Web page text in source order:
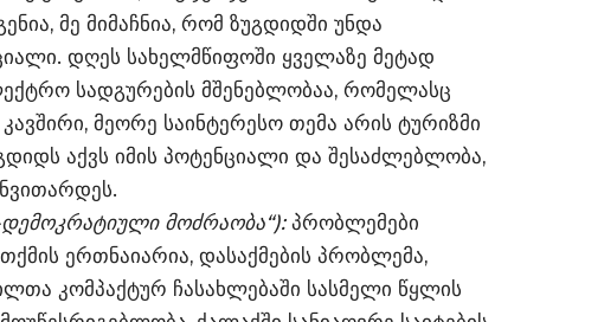
მე მიმაჩნია, რომ ზუგდიდში უნდა
დღეს სახელმწიფოში ყველაზე მეტად
სადგურების მშენებლობაა, რომელასც
მეორე საინტერესო თემა არის ტურიზმი
აქვს იმის პოტენციალი და შესაძლებლობა,
დემოკრატიული მოძრაობა“):პრობლემები
ერთნაიარია, დასაქმების პრობლემა,
კომპაქტურ ჩასახლებაში სასმელი წყლის